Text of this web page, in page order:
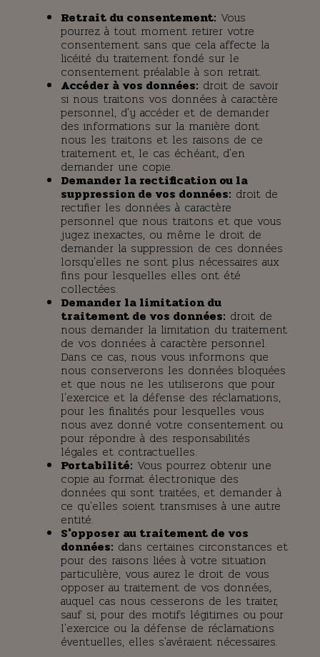
Retrait du consentement: Vous
pourrez à tout moment retirer votre
consentement sans que cela affecte la
licéité du traitement fondé sur le
consentement préalable à son retrait.
Accéder à vos données: droit de savoir
si nous traitons vos données à caractère
personnel, d'y accéder et de demander
des informations sur la manière dont
nous les traitons et les raisons de ce
traitement et, le cas échéant, d'en
demander une copie.
Demander la rectification ou la
suppression de vos données: droit de
rectifier les données à caractère
personnel que nous traitons et que vous
jugez inexactes, ou même le droit de
demander la suppression de ces données
lorsqu'elles ne sont plus nécessaires aux
fins pour lesquelles elles ont été
collectées.
Demander la limitation du
traitement de vos données: droit de
nous demander la limitation du traitement
de vos données à caractère personnel.
Dans ce cas, nous vous informons que
nous conserverons les données bloquées
et que nous ne les utiliserons que pour
l'exercice et la défense des réclamations,
pour les finalités pour lesquelles vous
nous avez donné votre consentement ou
pour répondre à des responsabilités
légales et contractuelles.
Portabilité: Vous pourrez obtenir une
copie au format électronique des
données qui sont traitées, et demander à
ce qu'elles soient transmises à une autre
entité.
S'opposer au traitement de vos
données: dans certaines circonstances et
pour des raisons liées à votre situation
particulière, vous aurez le droit de vous
opposer au traitement de vos données,
auquel cas nous cesserons de les traiter,
sauf si, pour des motifs légitimes ou pour
l'exercice ou la défense de réclamations
éventuelles, elles s'avéraient nécessaires.